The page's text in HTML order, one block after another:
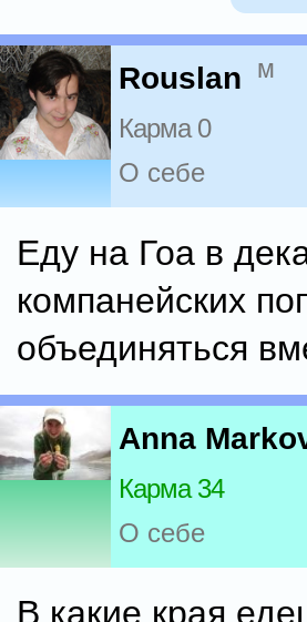
Rouslan м
Карма 0
О себе
Еду на Гоа в
компанейских
объединяться
Anna
Карма 34
О себе
В какие края